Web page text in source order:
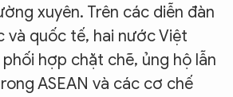
xuyên. Trên các diễn đàn
và quốc tế, hai nước Việt
hợp chặt chẽ, ủng hộ lẫn
ASEAN và các cơ chế